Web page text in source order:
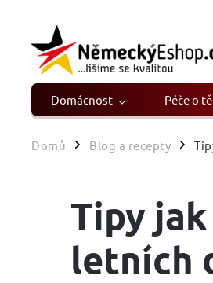
Domácnost Péče o
Domů / Blog a recepty /
Tipy
letních